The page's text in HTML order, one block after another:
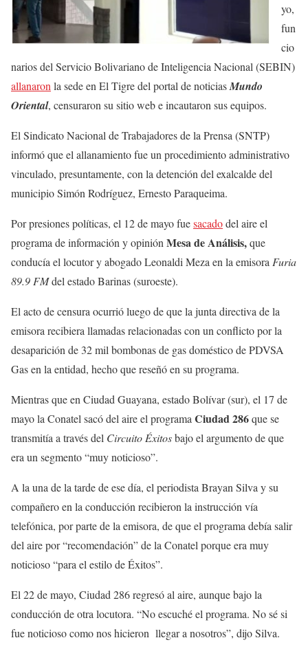
yo,
fun
cio
narios del Servicio Bolivariano de Inteligencia Nacional (SEBIN)
allanaron la sede en El Tigre del portal de noticiasMundo
Oriental, censuraron su sitio web e incautaron sus equipos.
El Sindicato Nacional de Trabajadores de la Prensa (SNTP)
informó que el allanamiento fue un procedimiento administrativo
vinculado, presuntamente, con la detención del exalcalde del
municipio Simón Rodríguez, Ernesto Paraqueima.
Por presiones políticas, el 12 de mayo fuesacadodel aire el
programa de información y opinión Mesa de Análisis,que
conducía el locutor y abogado Leonaldi Meza en la emisora Furia
89.9 FMdel estado Barinas (suroeste).
El acto de censura ocurrió luego de que la junta directiva de la
emisora recibiera llamadas relacionadas con un conflicto por la
desaparición de 32 mil bombonas de gas doméstico de PDVSA
Gas en la entidad, hecho que reseñó en su programa.
Mientras que en Ciudad Guayana, estado Bolívar (sur), el 17 de
mayo la Conatel sacó del aire el programa Ciudad 286que se
transmitía a través del Circuito Éxitosbajo el argumento de que
era un segmento “muy noticioso”.
A la una de la tarde de ese día, el periodista Brayan Silva y su
compañero en la conducción recibieron la instrucción vía
telefónica, por parte de la emisora, de que el programa debía salir
del aire por “recomendación” de la Conatel porque era muy
noticioso “para el estilo de Éxitos”.
El 22 de mayo, Ciudad 286 regresó al aire, aunque bajo la
conducción de otra locutora. “No escuché el programa. No sé si
fue noticioso como nos hicieron llegar a nosotros”, dijo Silva.